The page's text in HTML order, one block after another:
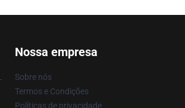
Nossa empresa
Sobre nós
Termos e Condições
Políticas de privacidade